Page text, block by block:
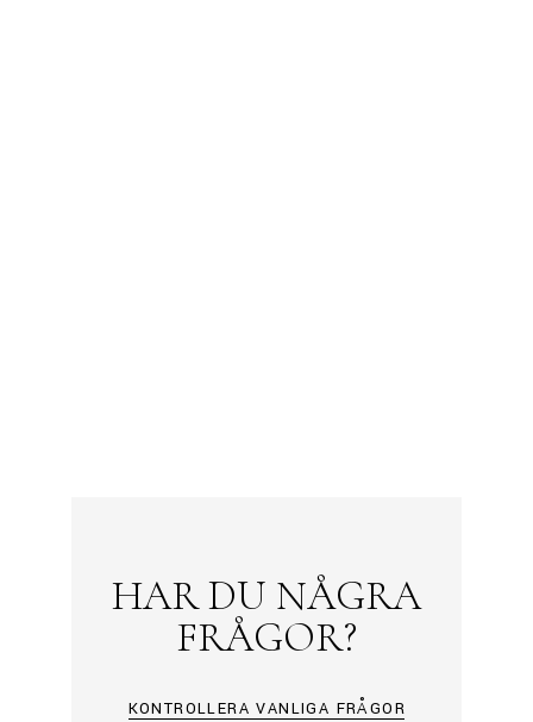
HAR DU NÅGRA
FRÅGOR?
KONTROLLERA VANLIGA FRÅGOR